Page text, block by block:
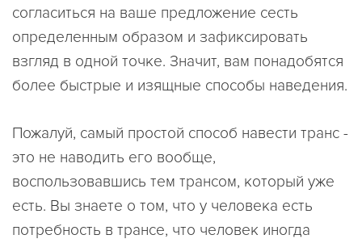
согласиться на ваше предложение сесть
определенным образом и зафиксировать
взгляд в одной точке. Значит, вам понадобятся
более быстрые и изящные способы наведения.
Пожалуй, самый простой способ навести транс -
это не наводить его вообще,
воспользовавшись тем трансом, который уже
есть. Вы знаете о том, что у человека есть
потребность в трансе, что человек иногда